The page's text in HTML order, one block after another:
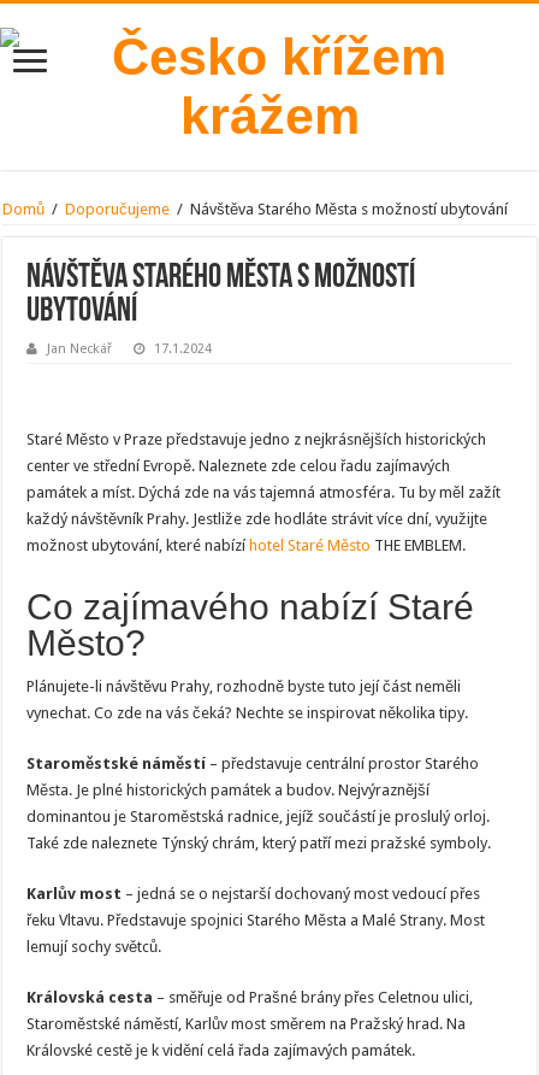
Domů / Doporučujeme / Návštěva Starého Města s možností ubytování
Návštěva Starého Města s možností
ubytování
Jan Neckář 17.1.2024
Staré Město v Praze představuje jedno z nejkrásnějších historických
center ve střední Evropě. Naleznete zde celou řadu zajímavých
památek a míst. Dýchá zde na vás tajemná atmosféra. Tu by měl zažít
každý návštěvník Prahy. Jestliže zde hodláte strávit více dní, využijte
možnost ubytování, které nabízí hotel Staré Město THE EMBLEM.
Co zajímavého nabízí Staré
Město?
Plánujete-li návštěvu Prahy, rozhodně byste tuto její část neměli
vynechat. Co zde na vás čeká? Nechte se inspirovat několika tipy.
Staroměstské náměstí – představuje centrální prostor Starého
Města. Je plné historických památek a budov. Nejvýraznější
dominantou je Staroměstská radnice, jejíž součástí je proslulý orloj.
Také zde naleznete Týnský chrám, který patří mezi pražské symboly.
Karlův most – jedná se o nejstarší dochovaný most vedoucí přes
řeku Vltavu. Představuje spojnici Starého Města a Malé Strany. Most
lemují sochy světců.
Královská cesta – směřuje od Prašné brány přes Celetnou ulici,
Staroměstské náměstí, Karlův most směrem na Pražský hrad. Na
Královské cestě je k vidění celá řada zajímavých památek.